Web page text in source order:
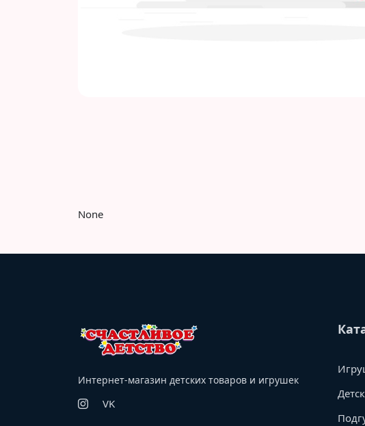
None
Интернет-магазин детских товаров и игрушек
VK